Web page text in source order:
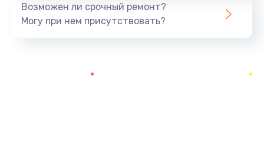
Возможен ли срочный ремонт?
Могу при нем присутствовать?